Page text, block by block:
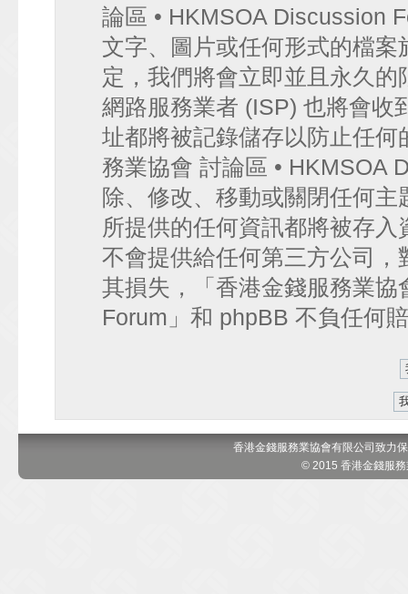
論區 • HKMSOA Discussion
文字、圖片或任何形式的檔
定，我們將會立即並且永久
網路服務業者 (ISP) 也將會收
址都將被記錄儲存以防止任
務業協會 討論區 • HKMSOA
除、修改、移動或關閉任何
所提供的任何資訊都將被存
不會提供給任何第三方公司
其損失，「香港金錢服務業
Forum」和 phpBB 不負任何
香港金錢服務業協會有限公司致力
© 2015 香港金錢服